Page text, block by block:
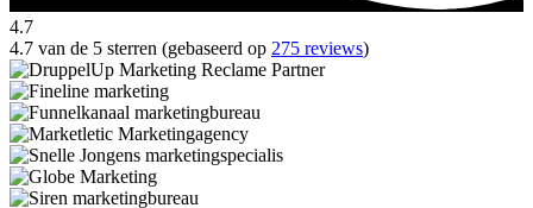
4.7
4.7 van de 5 sterren (gebaseerd op 275 reviews)